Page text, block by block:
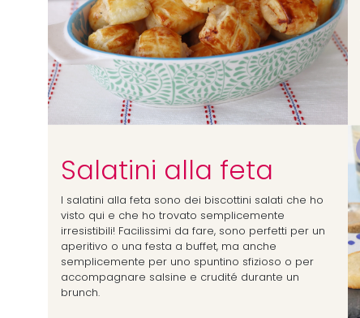
Salatini alla feta
I salatini alla feta sono dei biscottini salati che ho
visto qui e che ho trovato semplicemente
irresistibili! Facilissimi da fare, sono perfetti per un
aperitivo o una festa a buffet, ma anche
semplicemente per uno spuntino sfizioso o per
accompagnare salsine e crudité durante un
brunch.